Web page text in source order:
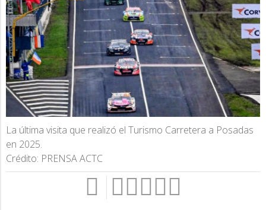
La última visita que realizó el Turismo Carretera a Posadas
en 2025.
Crédito: PRENSA ACTC